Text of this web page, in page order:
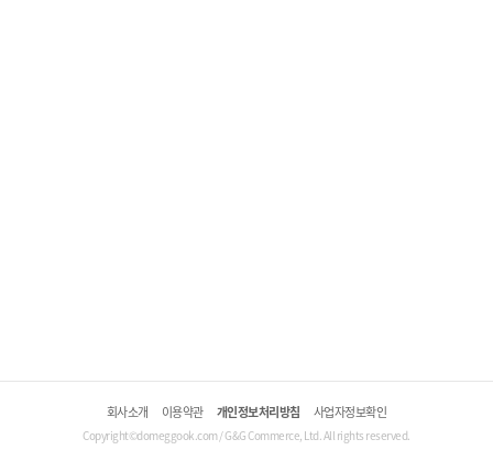
회사소개 이용약관 개인정보처리방침 사업자정보확인
Copyright©domeggook.com / G&G Commerce, Ltd. All rights reserved.